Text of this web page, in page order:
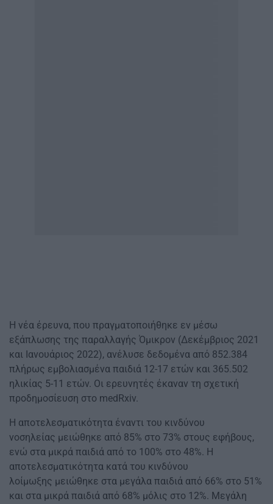
Η νέα έρευνα, που πραγματοποιήθηκε εν μέσω
εξάπλωσης της παραλλαγής Όμικρον (Δεκέμβριος 2021
και Ιανουάριος 2022), ανέλυσε δεδομένα από 852.384
πλήρως εμβολιασμένα παιδιά 12-17 ετών και 365.502
ηλικίας 5-11 ετών. Οι ερευνητές έκαναν τη σχετική
προδημοσίευση στο medRxiv.
Η αποτελεσματικότητα έναντι του κινδύνου
νοσηλείας μειώθηκε από 85% στο 73% στους εφήβους,
ενώ στα μικρά παιδιά από το 100% στο 48%. Η
αποτελεσματικότητα κατά του κινδύνου
λοίμωξης μειώθηκε στα μεγάλα παιδιά από 66% στο 51%
και στα μικρά παιδιά από 68% μόλις στο 12%. Μεγάλη